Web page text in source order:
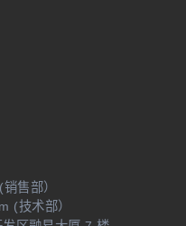
售部）
(技术部）